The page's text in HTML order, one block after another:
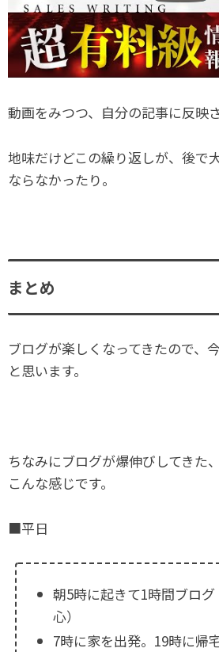
動画をみつつ、自分の記事に反映
地味だけどこの繰り返しが、後で
ならなかったり。
まとめ
ブログが楽しくなってきたので、
と思います。
ちなみにブログが爆伸びしてきた
こんな感じです。
■平日
朝5時に起きて1時間ブロ
心）
7時に家を出発。19時に帰宅